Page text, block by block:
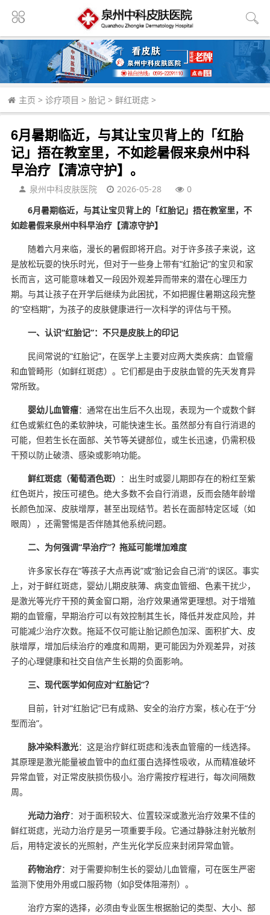
主页 > 诊疗项目 > 胎记 > 鲜红斑痣 >
6月暑期临近，与其让宝贝背上的「红胎
记」捂在教室里，不如趁暑假来泉州中科
早治疗【清凉守护】。
泉州中科皮肤医院 2026-05-28
0
6月暑期临近，与其让宝贝背上的「红胎记」捂在教室里，不
如趁暑假来泉州中科早治疗【清凉守护】
随着六月来临，漫长的暑假即将开启。对于许多孩子来说，这
是放松玩耍的快乐时光，但对于一些身上带有“红胎记”的宝贝和家
长而言，这可能意味着又一段因外观差异而带来的潜在心理压力
期。与其让孩子在开学后继续为此困扰，不如把握住暑期这段完整
的“空档期”，为孩子的皮肤健康进行一次科学的评估与干预。
一、认识“红胎记”：不只是皮肤上的印记
民间常说的“红胎记”，在医学上主要对应两大类疾病：血管瘤
和血管畸形（如鲜红斑痣）。它们都是由于皮肤血管的先天发育异
常所致。
婴幼儿血管瘤：通常在出生后不久出现，表现为一个或数个鲜
红色或紫红色的柔软肿块，可能快速生长。虽然部分有自行消退的
可能，但若生长在面部、关节等关键部位，或生长迅速，仍需积极
干预以防止破溃、感染或影响功能。
鲜红斑痣（葡萄酒色斑） ：出生时或婴儿期即存在的粉红至紫
红色斑片，按压可褪色。绝大多数不会自行消退，反而会随年龄增
长颜色加深、皮肤增厚，甚至出现结节。若长在面部特定区域（如
眼周），还需警惕是否伴随其他系统问题。
二、为何强调“早治疗”？拖延可能增加难度
许多家长存在“等孩子大点再说”或“胎记会自己消”的误区。事实
上，对于鲜红斑痣，婴幼儿期皮肤薄、病变血管细、色素干扰少，
是激光等光疗干预的黄金窗口期，治疗效果通常更理想。对于增殖
期的血管瘤，早期治疗可以有效控制其生长，降低并发症风险，并
可能减少治疗次数。拖延不仅可能让胎记颜色加深、面积扩大、皮
肤增厚，增加后续治疗的难度和周期，更可能因为外观差异，对孩
子的心理健康和社交自信产生长期的负面影响。
三、现代医学如何应对“红胎记”？
目前，针对“红胎记”已有成熟、安全的治疗方案，核心在于“分
型而治”。
脉冲染料激光：这是治疗鲜红斑痣和浅表血管瘤的一线选择。
其原理是激光能量被血管中的血红蛋白选择性吸收，从而精准破坏
异常血管，对正常皮肤损伤极小。治疗需按疗程进行，每次间隔数
周。
光动力治疗：对于面积较大、位置较深或激光治疗效果不佳的
鲜红斑痣，光动力治疗是另一项重要手段。它通过静脉注射光敏剂
后，用特定波长的光照射，产生光化学反应来封闭异常血管。
药物治疗：对于需要抑制生长的婴幼儿血管瘤，可在医生严密
监测下使用外用或口服药物（如β受体阻滞剂）。
治疗方案的选择，必须由专业医生根据胎记的类型、大小、部